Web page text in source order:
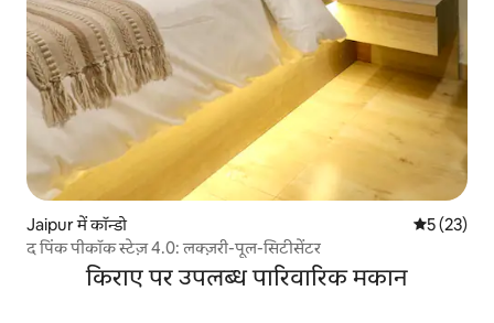
Jaipur में कॉन्डो औसत रेटिंग
5 (23)
द पिंक पीकॉक स्टेज़ 4.0: लक्ज़री-पूल-सिटीसेंटर
किराए पर उपलब्ध पारिवारिक मकान